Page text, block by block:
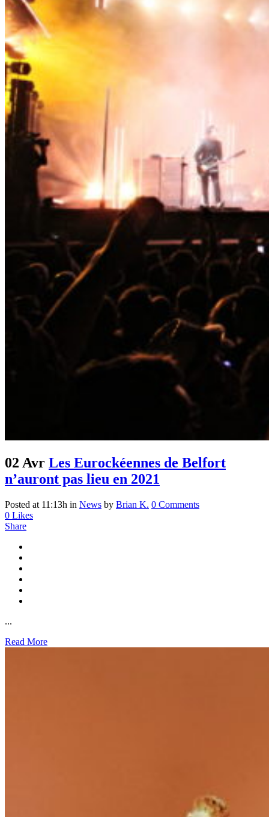
02 Avr Les Eurockéennes de Belfort
n’auront pas lieu en 2021
Posted at 11:13h in News by Brian K. 0 Comments
0 Likes
Share
...
Read More